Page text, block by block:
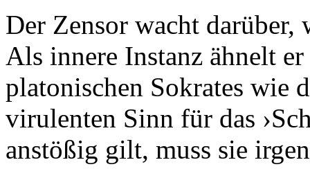
Der Zensor wacht darüber,
Als innere Instanz ähnelt
platonischen Sokrates wie
virulenten Sinn für das
anstößig gilt, muss sie